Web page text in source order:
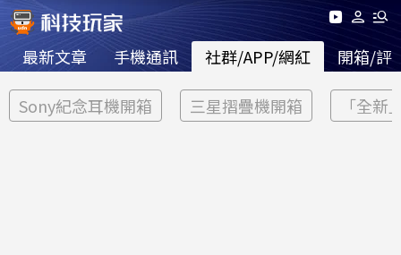
最新文章 手機通訊 社群/APP/網紅 開箱/評
Sony紀念耳機開箱 三星摺疊機開箱 「全新